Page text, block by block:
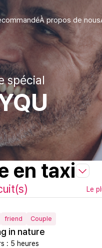
À propos de nous
spécial
en taxi
Le
friend Couple
in nature
: 5 heures